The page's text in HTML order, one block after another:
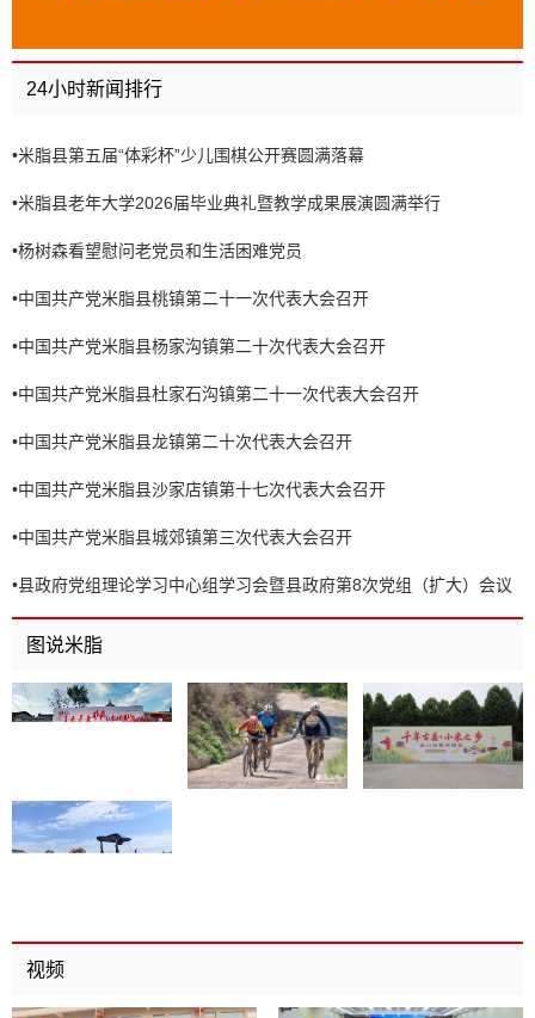
24小时新闻排行
•米脂县第五届“体彩杯”少儿围棋公开赛圆满落幕
•米脂县老年大学2026届毕业典礼暨教学成果展演圆满举行
•杨树森看望慰问老党员和生活困难党员
•中国共产党米脂县桃镇第二十一次代表大会召开
•中国共产党米脂县杨家沟镇第二十次代表大会召开
•中国共产党米脂县杜家石沟镇第二十一次代表大会召开
•中国共产党米脂县龙镇第二十次代表大会召开
•中国共产党米脂县沙家店镇第十七次代表大会召开
•中国共产党米脂县城郊镇第三次代表大会召开
•县政府党组理论学习中心组学习会暨县政府第8次党组（扩大）会议
召开
图说米脂
视频